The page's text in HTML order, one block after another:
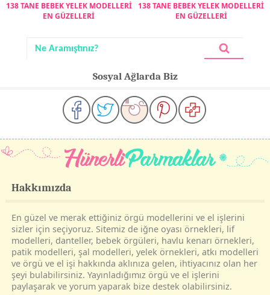
138 TANE BEBEK YELEK MODELLERİ
EN GÜZELLERİ
138 TANE BEBEK YELEK MODELLERİ
EN GÜZELLERİ
Sosyal Ağlarda Biz
Hakkımızda
En güzel ve merak ettiğiniz örgü modellerini ve el işlerini
sizler için seçiyoruz. Sitemiz de iğne oyası örnekleri, lif
modelleri, danteller, bebek örgüleri, havlu kenarı örnekleri,
patik modelleri, şal modelleri, yelek örnekleri, atkı modelleri
ve örgü ve el işi hakkında aklınıza gelen, ihtiyacınız olan her
şeyi bulabilirsiniz. Yayınladığımız örgü ve el işlerini
paylaşarak ve yorum yaparak bize destek olabilirsiniz.